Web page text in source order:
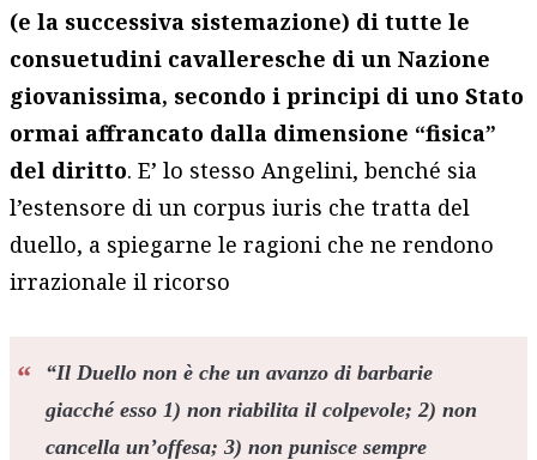
(e la successiva sistemazione) di tutte le
consuetudini cavalleresche di un Nazione
giovanissima, secondo i principi di uno Stato
ormai affrancato dalla dimensione “fisica”
del diritto. E’ lo stesso Angelini, benché sia
l’estensore di un corpus iuris che tratta del
duello, a spiegarne le ragioni che ne rendono
irrazionale il ricorso
“Il Duello non è che un avanzo di barbarie
giacché esso 1) non riabilita il colpevole; 2) non
cancella un’offesa; 3) non punisce sempre